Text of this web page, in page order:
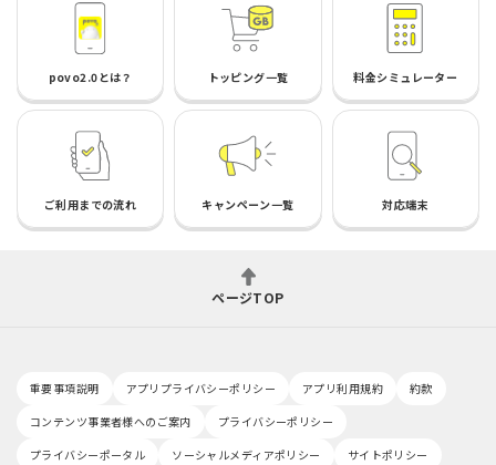
povo2.0とは？ トッピング一覧 料金シミュレーター
ご利用までの流れ キャンペーン一覧 対応端末
ページTOP
重要事項説明 アプリプライバシーポリシー アプリ利用規約
約款
コンテンツ事業者様へのご案内
プライバシーポリシー
プライバシーポータル
ソーシャルメディアポリシー
サイトポリシー